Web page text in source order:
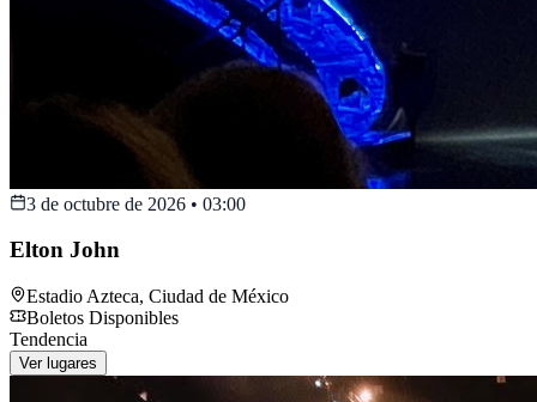
3 de octubre de 2026 • 03:00
Elton John
Estadio Azteca, Ciudad de México
Boletos Disponibles
Tendencia
Ver lugares